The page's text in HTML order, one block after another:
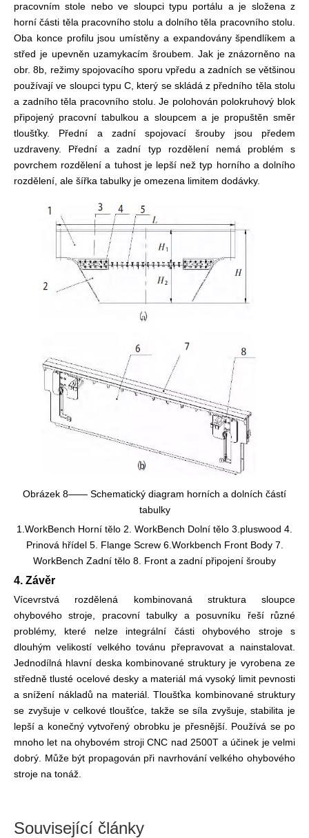
pracovním stole nebo ve sloupci typu portálu a je složena z
horní části těla pracovního stolu a dolního těla pracovního stolu.
Oba konce profilu jsou umístěny a expandovány špendlíkem a
střed je upevněn uzamykacím šroubem. Jak je znázorněno na
obr. 8b, režimy spojovacího sporu vpředu a zadních se většinou
používají ve sloupci typu C, který se skládá z předního těla stolu
a zadního těla pracovního stolu. Je polohován polokruhový blok
připojený pracovní tabulkou a sloupcem a je propuštěn směr
tloušťky. Přední a zadní spojovací šrouby jsou předem
uzdraveny. Přední a zadní typ rozdělení nemá problém s
povrchem rozdělení a tuhost je lepší než typ horního a dolního
rozdělení, ale šířka tabulky je omezena limitem dodávky.
Obrázek 8—— Schematický diagram horních a dolních částí
tabulky
1.WorkBench Horní tělo 2. WorkBench Dolní tělo 3.pluswood 4.
Prinová hřídel 5. Flange Screw 6.Workbench Front Body 7.
WorkBench Zadní tělo 8. Front a zadní připojení šrouby
4. Závěr
Vícevrstvá rozdělená kombinovaná struktura sloupce
ohybového stroje, pracovní tabulky a posuvníku řeší různé
problémy, které nelze integrální části ohybového stroje s
dlouhým velikostí velkého továnu přepravovat a nainstalovat.
Jednodílná hlavní deska kombinované struktury je vyrobena ze
středně tlusté ocelové desky a materiál má vysoký limit pevnosti
a snížení nákladů na materiál. Tloušťka kombinované struktury
se zvyšuje v celkové tloušťce, takže se síla zvyšuje, stabilita je
lepší a konečný vytvořený obrobku je přesnější. Používá se po
mnoho let na ohybovém stroji CNC nad 2500T a účinek je velmi
dobrý. Může být propagován při navrhování velkého ohybového
stroje na tonáž.
Související články